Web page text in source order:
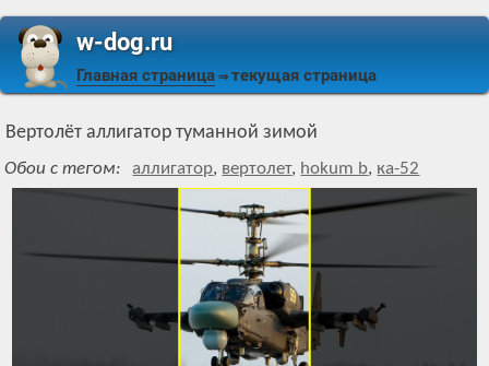
w-dog.ru
Главная страница ⇒ текущая страница
Вертолёт аллигатор туманной зимой
Обои с тегом: аллигатор, вертолет, hokum b, ка-52